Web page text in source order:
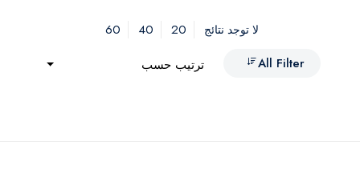
لا توجد نتائج 20
40
60
All Filter
ترتيب حسب